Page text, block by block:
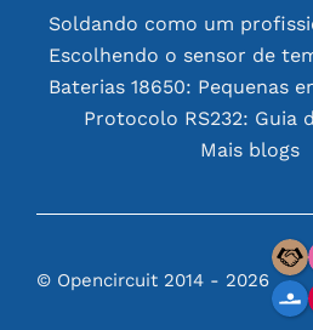
Protocolo RS232: Guia
Mais blogs
© Opencircuit 2014 - 2026